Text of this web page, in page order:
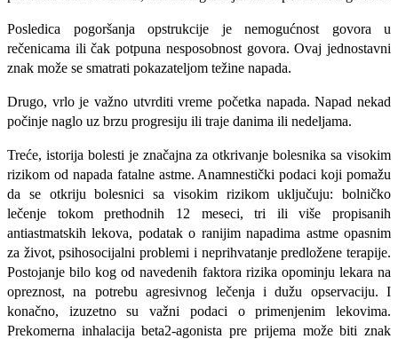
Posledica pogor­šanja opstrukcije je nemogućnost govora u
rečenicama ili čak potpuna nesposobnost govora. Ovaj jednostavni
znak može se smatrati pokazateljom težine napada.
Dru­go, vrlo je važno utvrditi vreme početka napada. Napad nekad
počinje naglo uz br­zu progresiju ili traje danima ili nedeljama.
Treće, istorija bolesti je značajna za otkri­vanje bolesnika sa visokim
rizikom od na­pada fatalne astme. Anamnestički podaci koji pomažu
da se otkriju bolesnici sa vi­sokim rizikom uključuju: bolničko
lečenje tokom prethodnih 12 meseci, tri ili više propisanih
antiastmatskih lekova, podatak o ranijim napadima astme opasnim
za ži­vot, psihosocijalni problemi i neprihvatanje predložene terapije.
Postojanje bilo kog od navedenih faktora rizika opominju lekara na
opreznost, na potrebu agresivnog lečenja i dužu opservaciju. I
konačno, iz­uzetno su važni podaci o primenjenim lekovima.
Prekomerna inhalacija beta2-agonista pre prijema može biti znak